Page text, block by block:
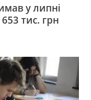
у липні
тис. грн